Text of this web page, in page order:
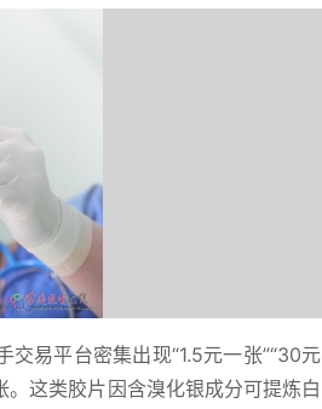
易平台密集出现“1.5元一张”“30元
这类胶片因含溴化银成分可提炼白